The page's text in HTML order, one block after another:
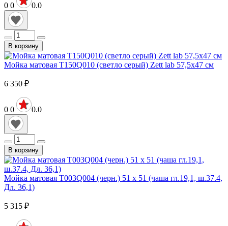
0 0 0.0
В корзину
Мойка матовая T150Q010 (светло серый) Zett lab 57,5x47 см
6 350 ₽
0 0 0.0
В корзину
Мойка матовая T003Q004 (черн.) 51 x 51 (чаша гл.19,1, ш.37.4,
Дл. 36,1)
5 315 ₽